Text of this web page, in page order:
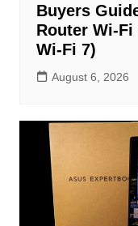
Buyers
Router Wi-Fi
Wi-Fi 7)
August 6, 2026